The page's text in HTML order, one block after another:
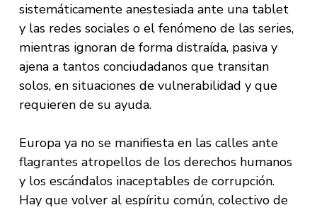
sistemáticamente anestesiada ante una tablet
y las redes sociales o el fenómeno de las series,
mientras ignoran de forma distraída, pasiva y
ajena a tantos conciudadanos que transitan
solos, en situaciones de vulnerabilidad y que
requieren de su ayuda.
Europa ya no se manifiesta en las calles ante
flagrantes atropellos de los derechos humanos
y los escándalos inaceptables de corrupción.
Hay que volver al espíritu común, colectivo de